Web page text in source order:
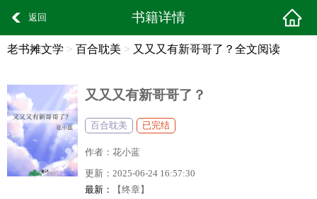
返回 书籍详情
老书摊文学 > 百合耽美 > 又又又有新哥哥了？全文阅读
又又又有新哥哥了？
百合耽美 已完结
作者： 花小蓝
更新： 2025-06-24 16:57:30
最新：
【终章】